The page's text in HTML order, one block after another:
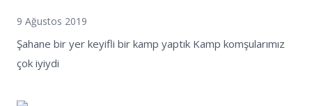
9 Ağustos 2019
Şahane bir yer keyifli bir kamp yaptık Kamp komşularımız
çok iyiydi